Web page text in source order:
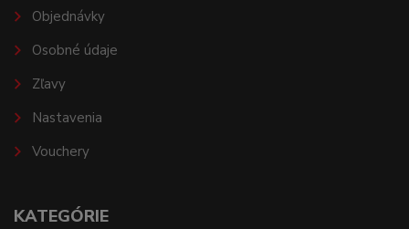
Objednávky
Osobné údaje
Zľavy
Nastavenia
Vouchery
KATEGÓRIE